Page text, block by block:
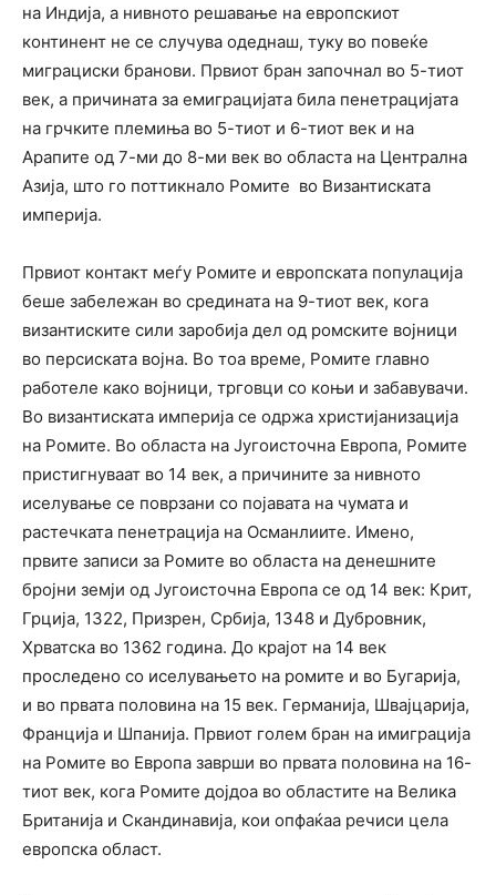
на Индија, а нивното решавање на европскиот
континент не се случува одеднаш, туку во повеќе
миграциски бранови. Првиот бран започнал во 5-тиот
век, а причината за емиграцијата била пенетрацијата
на грчките племиња во 5-тиот и 6-тиот век и на
Арапите од 7-ми до 8-ми век во областа на Централна
Азија, што го поттикнало Ромите во Византиската
империја.
Првиот контакт меѓу Ромите и европската популација
беше забележан во средината на 9-тиот век, кога
византиските сили заробија дел од ромските војници
во персиската војна. Во тоа време, Ромите главно
работеле како војници, трговци со коњи и забавувачи.
Во византиската империја се одржа христијанизација
на Ромите. Во областа на Југоисточна Европа, Ромите
пристигнуваат во 14 век, а причините за нивното
иселување се поврзани со појавата на чумата и
растечката пенетрација на Османлиите. Имено,
првите записи за Ромите во областа на денешните
бројни земји од Југоисточна Европа се од 14 век: Крит,
Грција, 1322, Призрен, Србија, 1348 и Дубровник,
Хрватска во 1362 година. До крајот на 14 век
проследено со иселувањето на ромите и во Бугарија,
и во првата половина на 15 век. Германија, Швајцарија,
Франција и Шпанија. Првиот голем бран на имиграција
на Ромите во Европа заврши во првата половина на 16-
тиот век, кога Ромите дојдоа во областите на Велика
Британија и Скандинавија, кои опфаќаа речиси цела
европска област.